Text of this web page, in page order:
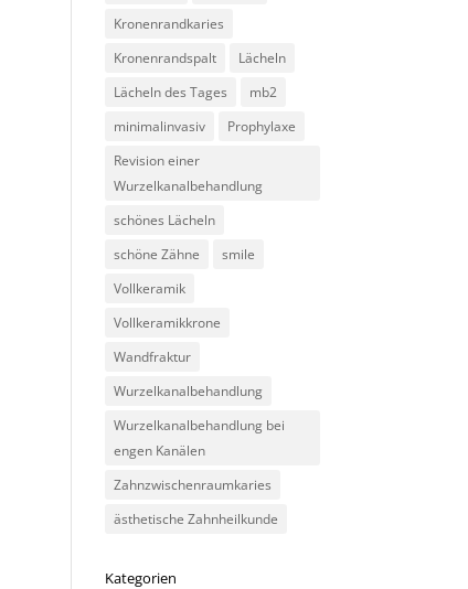
Kronenrandkaries
Kronenrandspalt
Lächeln
Lächeln des Tages
mb2
minimalinvasiv
Prophylaxe
Revision einer
Wurzelkanalbehandlung
schönes Lächeln
schöne Zähne
smile
Vollkeramik
Vollkeramikkrone
Wandfraktur
Wurzelkanalbehandlung
Wurzelkanalbehandlung bei
engen Kanälen
Zahnzwischenraumkaries
ästhetische Zahnheilkunde
Kategorien